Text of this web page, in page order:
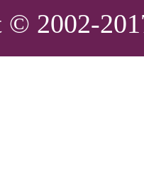
© 2002-